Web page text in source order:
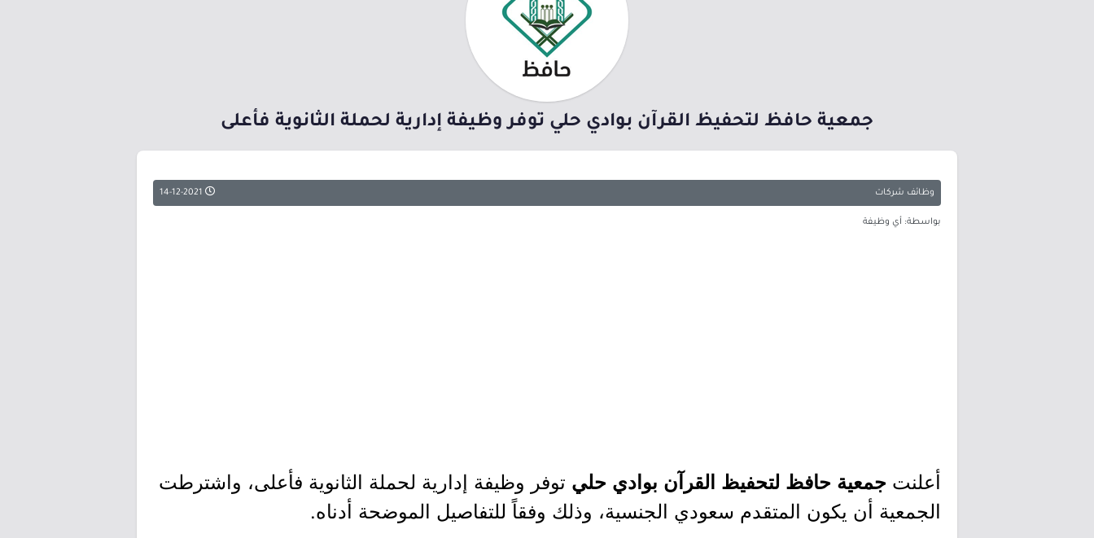
جمعية حافظ لتحفيظ القرآن بوادي حلي توفر وظيفة إدارية لحملة الثانوية فأعلى
وظائف شركات
بواسطة: أي وظيفة
أعلنت جمعية حافظ لتحفيظ القرآن بوادي حلي توفر وظيفة إدارية لحملة الثانوية فأعلى، واشترطت
الجمعية أن يكون المتقدم سعودي الجنسية، وذلك وفقاً للتفاصيل الموضحة أدناه.